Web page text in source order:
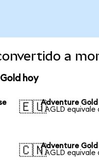
a
hoy
🇪🇺Adventure Gold
1 AGLD equivale
🇨🇳Adventure
1 AGLD equivale